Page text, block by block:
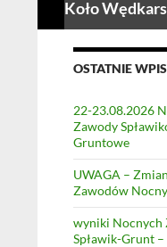
Koło
OSTATNIE
22-23.08.2026
Zawody
Gruntowe
UWAGA –
Zawodów
wyniki Nocnych
Spławik-Grunt